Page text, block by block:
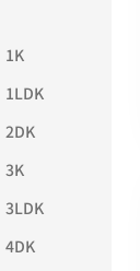
1K
1LDK
2DK
3K
3LDK
4DK